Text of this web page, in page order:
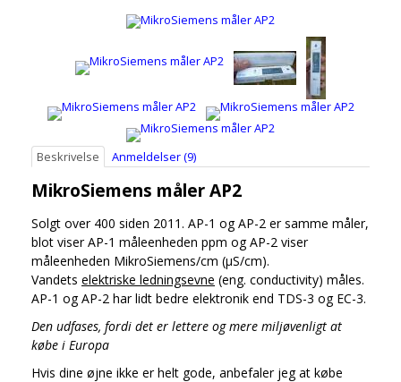
Beskrivelse Anmeldelser (9)
MikroSiemens måler AP2
Solgt over 400 siden 2011. AP-1 og AP-2 er samme måler,
blot viser AP-1 måleenheden ppm og AP-2 viser
måleenheden MikroSiemens/cm (µS/cm).
Vandets elektriske ledningsevne (eng. conductivity) måles.
AP-1 og AP-2 har lidt bedre elektronik end TDS-3 og EC-3.
Den udfases, fordi det er lettere og mere miljøvenligt at
købe i Europa
Hvis dine øjne ikke er helt gode, anbefaler jeg at købe